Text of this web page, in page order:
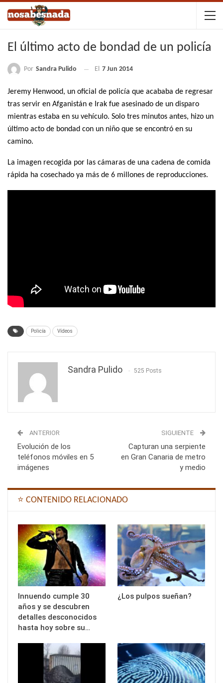
El último acto de bondad de un policía
Por Sandra Pulido El 7 Jun 2014
Jeremy Henwood, un oficial de policía que acababa de regresar
tras servir en Afganistán e Irak fue asesinado de un disparo
mientras estaba en su vehículo. Solo tres minutos antes, hizo un
último acto de bondad con un niño que se encontró en su
camino.
La imagen recogida por las cámaras de una cadena de comida
rápida ha cosechado ya más de 6 millones de reproducciones.
Policía Vídeos
Sandra Pulido 525 Posts
ANTERIOR
Evolución de los
teléfonos móviles en 5
imágenes
SIGUIENTE
Capturan una serpiente
en Gran Canaria de metro
y medio
⭐ CONTENIDO RELACIONADO
Innuendo cumple 30
años y se descubren
detalles desconocidos
hasta hoy sobre su…
¿Los pulpos sueñan?